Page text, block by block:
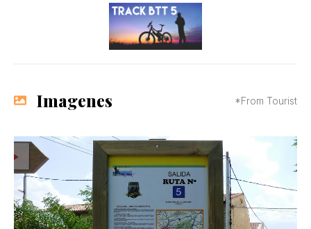
Imagenes *From Tourist